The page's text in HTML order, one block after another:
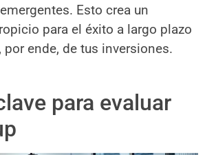
Esto crea un
para el éxito a largo plazo
por ende, de tus inversiones.
para evaluar